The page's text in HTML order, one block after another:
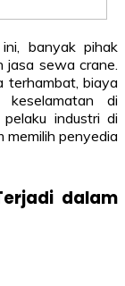
banyak pihak
jasa sewa crane.
terhambat, biaya
keselamatan di
industri di
memilih penyedia
dalam